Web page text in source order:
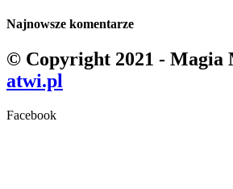
Najnowsze komentarze
© Copyright 2021 - Magia
atwi.pl
Facebook